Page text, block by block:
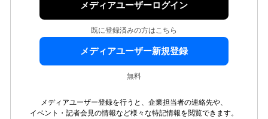
メディアユーザーログイン
既に登録済みの方はこちら
メディアユーザー新規登録
無料
メディアユーザー登録を行うと、企業担当者の連絡先や、
イベント・記者会見の情報など様々な特記情報を閲覧できます。